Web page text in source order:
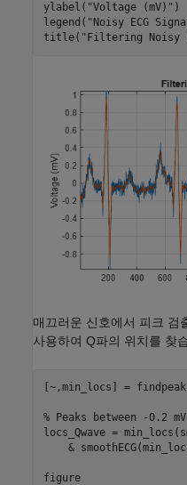
ylabel( "Voltage (mV)" )
legend( "Noisy ECG
title( "Filtering Noisy
매끄러운 신호에서 피크 검
사용하여 Q파의 위치를 찾
[~,min_locs] =
% Peaks between -0.2
locs_Qwave =
&
figure